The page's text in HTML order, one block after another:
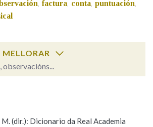
, factura, conta, puntuación,
observacións...
OPCIÓN:
(dir.): Dicionario da Real Academia